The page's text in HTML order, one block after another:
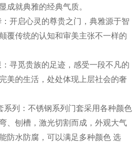
成就典雅的经典气质。
开启心灵的尊贵之门，典雅源于智
覆传统的认知和审美主张不一样的
寻觅贵族的足迹，感受一段不凡的
美的生活，处处体现上层社会的奢
系列：不锈钢系列门套采用各种颜色
、刨槽，激光切割而成，外观大气
防水防腐，可以满足多种颜色 选